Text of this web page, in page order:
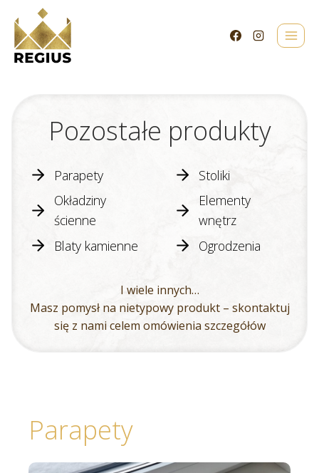
treści
Pozostałe produkty
Parapety
Stoliki
Okładziny
ścienne
Elementy
wnętrz
Blaty kamienne
Ogrodzenia
I wiele innych…
Masz pomysł na nietypowy produkt – skontaktuj
się z nami celem omówienia szczegółów
Parapety